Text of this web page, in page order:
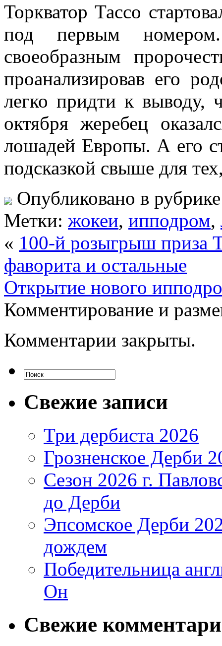
Торкватор Тассо
под первым
своеобразным
проанализировав его
легко придти к выводу,
октября жеребец
лошадей Европы. А его
подсказкой свыше для
Опубликовано в
Метки: жокеи, ипподром,
« 100-й розыгрыш приза
фаворита и остальные
Открытие нового
Комментирование и
Комментарии закрыты.
Свежие записи
Три дербиста 2026
Грозненское Дерби
Сезон 2026 г.
до Дерби
Эпсомское Дерби
дождем
Победительница
Он
Свежие